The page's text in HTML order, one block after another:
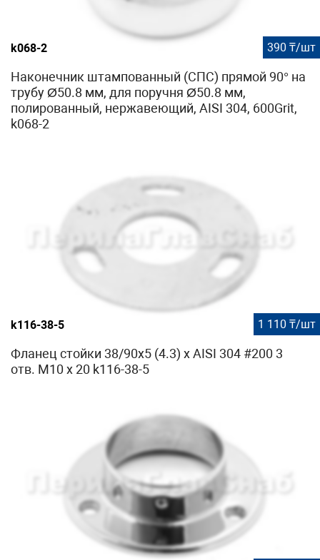
k068-2 390 ₸/шт
Наконечник штампованный (СПС) прямой 90° на
трубу Ø50.8 мм, для поручня Ø50.8 мм,
полированный, нержавеющий, AISI 304, 600Grit,
k068-2
k116-38-5 1 110 ₸/шт
Фланец стойки 38/90х5 (4.3) х AISI 304 #200 3
отв. М10 х 20 k116-38-5